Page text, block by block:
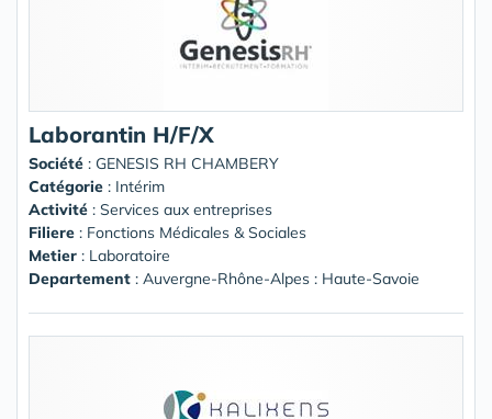
Laborantin H/F/X
Société : GENESIS RH CHAMBERY
Catégorie : Intérim
Activité : Services aux entreprises
Filiere : Fonctions Médicales & Sociales
Metier : Laboratoire
Departement : Auvergne-Rhône-Alpes : Haute-Savoie